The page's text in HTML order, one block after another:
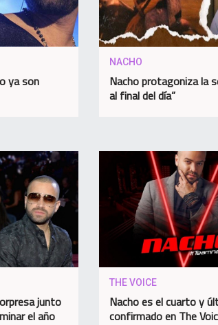
ya son
NACHO
Nacho protagoniza la
al final del día”
junto
el año
THE VOICE
Nacho es el cuarto y
confirmado en The